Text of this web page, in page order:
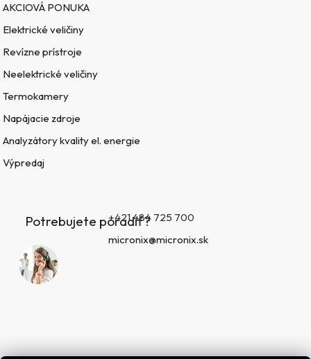
AKCIOVÁ PONUKA
Elektrické veličiny
Revízne prístroje
Neelektrické veličiny
Termokamery
Napájacie zdroje
Analyzátory kvality el. energie
Výpredaj
Potrebujete poradiť?+421 484 725 700
micronix@micronix.sk